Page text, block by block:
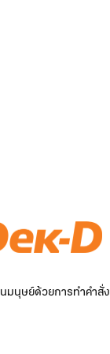
มนุษย์ด้วยการทำคำสั่ง